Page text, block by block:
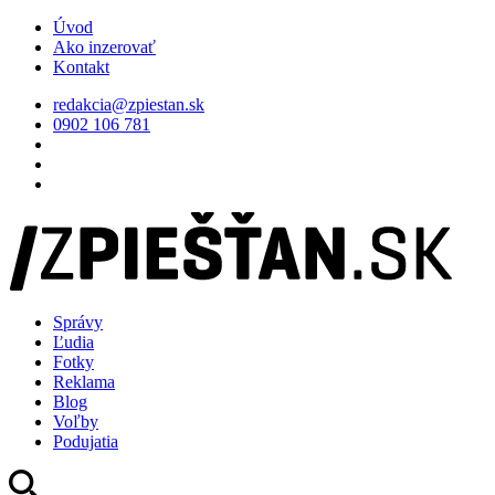
Úvod
Ako inzerovať
Kontakt
redakcia@zpiestan.sk
0902 106 781
Správy
Ľudia
Fotky
Reklama
Blog
Voľby
Podujatia